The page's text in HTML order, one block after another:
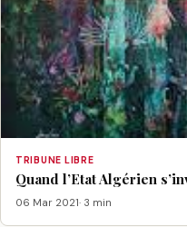
TRIBUNE LIBRE
Quand l’Etat Algérien
06 Mar 2021· 3 min